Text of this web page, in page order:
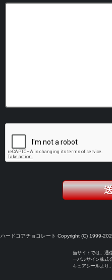
ハードコアチョコレート Copyright (C) 1999-
当サイトでは、通
ーバルサイン株式
キュアシールより